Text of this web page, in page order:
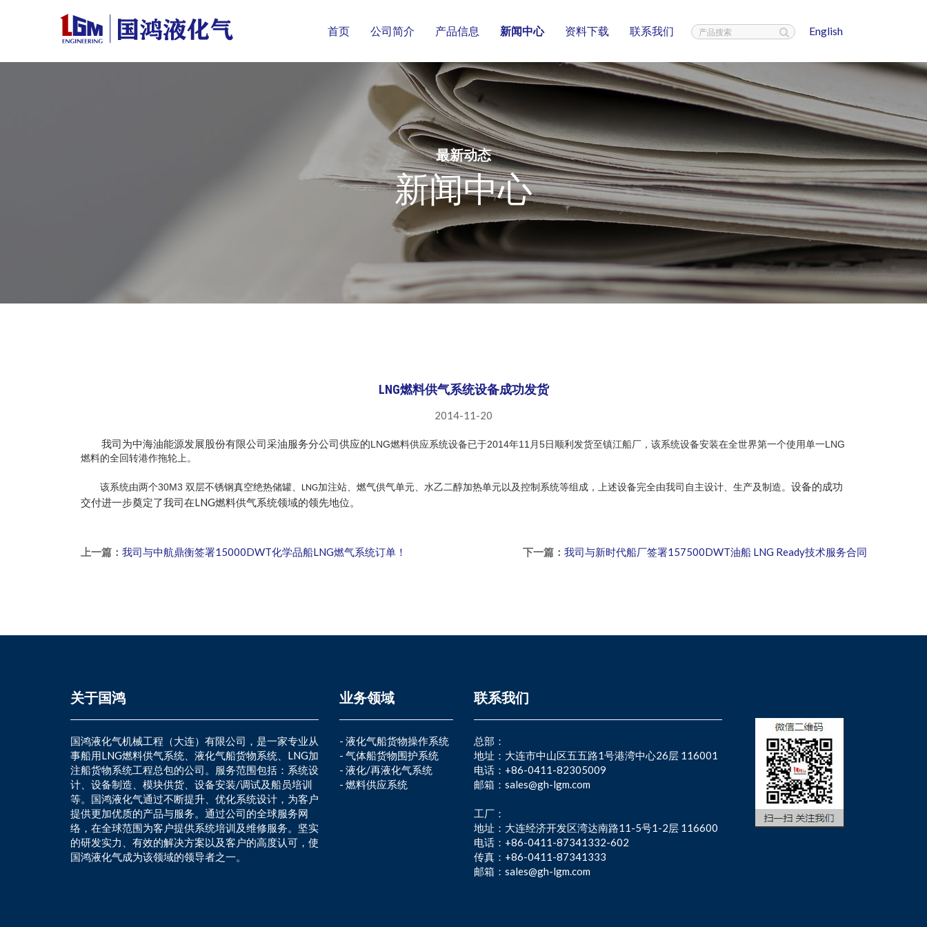
首页 公司简介 产品信息 新闻中心 资料下载 联系我们 English
最新动态
新闻中心
LNG燃料供气系统设备成功发货
2014-11-20
我司为中海油能源发展股份有限公司采油服务分公司供应的LNG燃料供应系统设备已于2014年11 月 5 日顺利发货至镇江船厂， 该系统设备安装在全世界第一个使用单一LNG
燃料的全回转港作拖轮上。
该系统由两个30M3 双 层不锈钢真空绝热储罐、 LNG加注站、燃气供气单元、水乙二醇加热单元以及控制系统等组成， 上述设备完全由我司自主设计、生产及制造。 设备的成功
交付进一步奠定了我司在LNG燃料供气系统领域的领先地位。
上一篇： 我司与中航鼎衡签署15000DWT化学品船LNG燃气系统订单！ 下一篇： 我司与新时代船厂签署157500DWT油船 LNG Ready技术服务合同
关于国鸿
国鸿液化气机械工程（大连）有限公司，是一家专业从
事船用LNG燃料供气系统、液化气船货物系统、LNG加
注船货物系统工程总包的公司。服务范围包括：系统设
计、设备制造、模块供货、设备安装/调试及船员培训
等。国鸿液化气通过不断提升、优化系统设计，为客户
提供更加优质的产品与服务。通过公司的全球服务网
络，在全球范围为客户提供系统培训及维修服务。坚实
的研发实力、有效的解决方案以及客户的高度认可，使
国鸿液化气成为该领域的领导者之一。
业务领域
- 液化气船货物操作系统
- 气体船货物围护系统
- 液化/再液化气系统
- 燃料供应系统
联系我们
总部：
地址：大连市中山区五五路1号港湾中心26层 116001
电话：+86-0411-82305009
邮箱：sales@gh-lgm.com
工厂：
地址：大连经济开发区湾达南路11-5号1-2层 116600
电话：+86-0411-87341332-602
传真：+86-0411-87341333
邮箱：sales@gh-lgm.com